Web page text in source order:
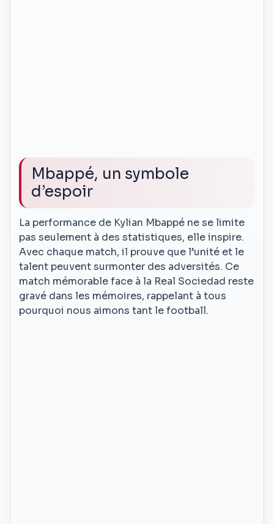
Mbappé, un symbole
d’espoir
La performance de Kylian Mbappé ne se limite
pas seulement à des statistiques, elle inspire.
Avec chaque match, il prouve que l’unité et le
talent peuvent surmonter des adversités. Ce
match mémorable face à la Real Sociedad reste
gravé dans les mémoires, rappelant à tous
pourquoi nous aimons tant le football.